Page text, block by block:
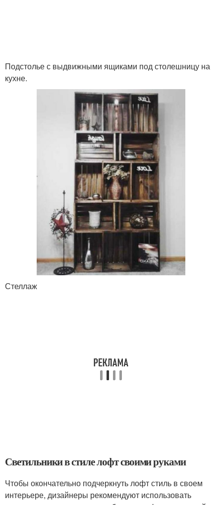
Подстолье с выдвижными ящиками под столешницу на
кухне.
Стеллаж
Светильники в стиле лофт своими руками
Чтобы окончательно подчеркнуть лофт стиль в своем
интерьере, дизайнеры рекомендуют использовать